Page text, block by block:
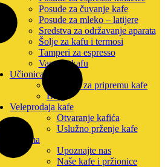
Posude za čuvanje kafe
Posude za mleko – latijere
Sredstva za održavanje aparata
Šolje za kafu i termosi
Tamperi za espresso
Vage za kafu
Učionica kafe
Uputstva za pripremu kafe
Blog
Veleprodaja kafe
Otvaranje kafića
Uslužno prženje kafe
O nama
Upoznajte nas
Naše kafe i pržionice